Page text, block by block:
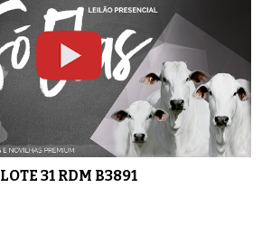
LOTE 31 RDM B3891